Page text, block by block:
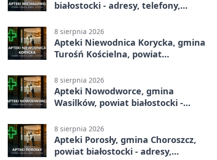
białostocki - adresy, telefony,
8 sierpnia 2026
Apteki Niewodnica Korycka, gmina
Turośń Kościelna, powiat
godziny otwarcia
8 sierpnia 2026
Apteki Nowodworce, gmina
Wasilków, powiat białostocki -
8 sierpnia 2026
Apteki Porosły, gmina Choroszcz,
powiat białostocki - adresy,